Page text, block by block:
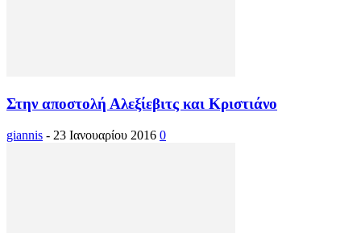
Στην αποστολή Αλεξίεβιτς και Κριστιάνο
giannis - 23 Ιανουαρίου 2016 0